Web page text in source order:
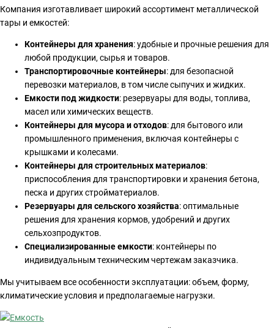
Компания изготавливает широкий ассортимент металлической
тары и емкостей:
Контейнеры для хранения: удобные и прочные решения для
любой продукции, сырья и товаров.
Транспортировочные контейнеры: для безопасной
перевозки материалов, в том числе сыпучих и жидких.
Емкости под жидкости: резервуары для воды, топлива,
масел или химических веществ.
Контейнеры для мусора и отходов: для бытового или
промышленного применения, включая контейнеры с
крышками и колесами.
Контейнеры для строительных материалов:
приспособления для транспортировки и хранения бетона,
песка и других стройматериалов.
Резервуары для сельского хозяйства: оптимальные
решения для хранения кормов, удобрений и других
сельхозпродуктов.
Специализированные емкости: контейнеры по
индивидуальным техническим чертежам заказчика.
Мы учитываем все особенности эксплуатации: объем, форму,
климатические условия и предполагаемые нагрузки.